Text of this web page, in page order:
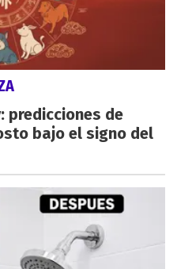
predicciones de
bajo el signo del